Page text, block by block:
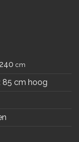
cm
85 cm hoog